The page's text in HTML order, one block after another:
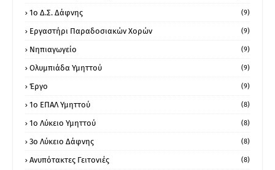
1ο Δ.Σ. Δάφνης (9)
Εργαστήρι Παραδοσιακών Χορών (9)
Νηπιαγωγείο (9)
Ολυμπιάδα Υμηττού (9)
Έργο (9)
1o ΕΠΑΛ Υμηττού (8)
1ο Λύκειο Υμηττού (8)
3ο Λύκειο Δάφνης (8)
Ανυπότακτες Γειτονιές (8)